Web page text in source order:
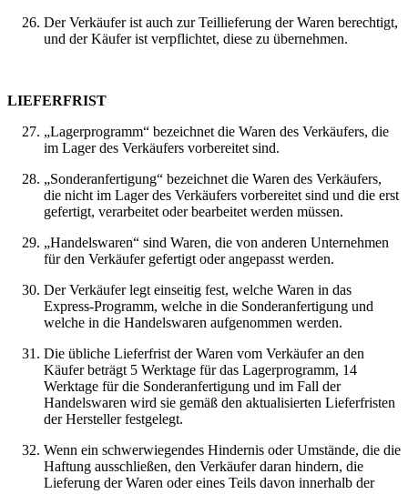
Der Verkäufer ist auch zur Teillieferung der Waren berechtigt,
und der Käufer ist verpflichtet, diese zu übernehmen.
LIEFERFRIST
„Lagerprogramm“ bezeichnet die Waren des Verkäufers, die
im Lager des Verkäufers vorbereitet sind.
„Sonderanfertigung“ bezeichnet die Waren des Verkäufers,
die nicht im Lager des Verkäufers vorbereitet sind und die erst
gefertigt, verarbeitet oder bearbeitet werden müssen.
„Handelswaren“ sind Waren, die von anderen Unternehmen
für den Verkäufer gefertigt oder angepasst werden.
Der Verkäufer legt einseitig fest, welche Waren in das
Express-Programm, welche in die Sonderanfertigung und
welche in die Handelswaren aufgenommen werden.
Die übliche Lieferfrist der Waren vom Verkäufer an den
Käufer beträgt 5 Werktage für das Lagerprogramm, 14
Werktage für die Sonderanfertigung und im Fall der
Handelswaren wird sie gemäß den aktualisierten Lieferfristen
der Hersteller festgelegt.
Wenn ein schwerwiegendes Hindernis oder Umstände, die die
Haftung ausschließen, den Verkäufer daran hindern, die
Lieferung der Waren oder eines Teils davon innerhalb der